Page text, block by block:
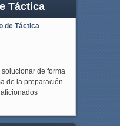
Táctica
de forma
de la preparación